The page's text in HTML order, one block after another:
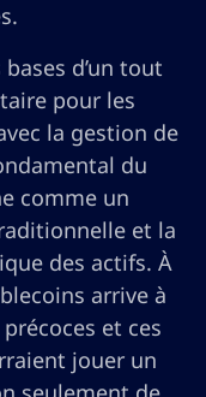
d’un tout
pour les
la gestion de
du
comme un
et la
des actifs. À
arrive à
et ces
jouer un